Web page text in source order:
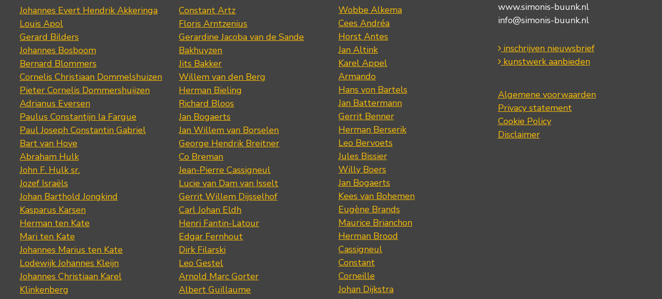
Johannes Evert Hendrik Akkeringa
Louis Apol
Gerard Bilders
Johannes Bosboom
Bernard Blommers
Cornelis Christiaan Dommelshuizen
Pieter Cornelis Dommershuijzen
Adrianus Eversen
Paulus Constantijn la Fargue
Paul Joseph Constantin Gabriel
Bart van Hove
Abraham Hulk
John F. Hulk sr.
Jozef Israëls
Johan Barthold Jongkind
Kasparus Karsen
Herman ten Kate
Mari ten Kate
Johannes Marius ten Kate
Lodewijk Johannes Kleijn
Johannes Christiaan Karel
Klinkenberg
Constant Artz
Floris Arntzenius
Gerardine Jacoba van de Sande
Bakhuyzen
Jits Bakker
Willem van den Berg
Herman Bieling
Richard Bloos
Jan Bogaerts
Jan Willem van Borselen
George Hendrik Breitner
Co Breman
Jean-Pierre Cassigneul
Lucie van Dam van Isselt
Gerrit Willem Dijsselhof
Carl Johan Eldh
Henri Fantin-Latour
Edgar Fernhout
Dirk Filarski
Leo Gestel
Arnold Marc Gorter
Albert Guillaume
Wobbe Alkema
Cees Andréa
Horst Antes
Jan Altink
Karel Appel
Armando
Hans von Bartels
Jan Battermann
Gerrit Benner
Herman Berserik
Leo Bervoets
Jules Bissier
Willy Boers
Jan Bogaerts
Kees van Bohemen
Eugène Brands
Maurice Brianchon
Herman Brood
Cassigneul
Constant
Corneille
Johan Dijkstra
www.simonis-buunk.nl
info@simonis-buunk.nl
inschrijven nieuwsbrief
kunstwerk aanbieden
Algemene voorwaarden
Privacy statement
Cookie Policy
Disclaimer